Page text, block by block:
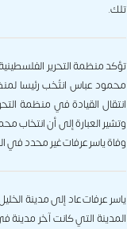
تلك.
محمود عباس انتُخب رئيسا
انتقال القيادة في منظمة
وتشير العبارة إلى أن انتخاب
وفاة ياسر عرفات غير محدد في
المدينة التي كانت آخر مدينة